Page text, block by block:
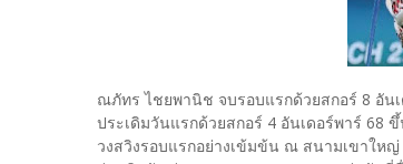
ณภัทร ไชยพานิช จบรอบแรกด้วยสกอร์ 8 อั
ประเดิมวันแรกด้วยสกอร์ 4 อันเดอร์พาร์ 68
วงสวิงรอบแรกอย่างเข้มข้น ณ สนามเขาให